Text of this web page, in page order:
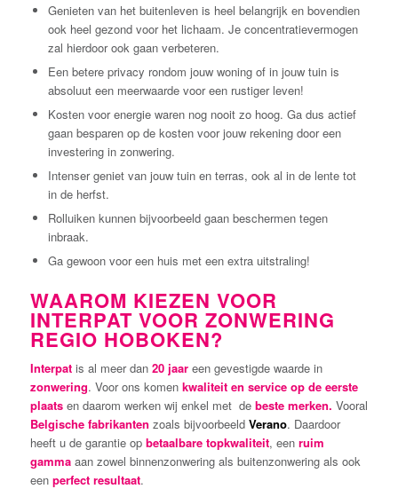
Genieten van het buitenleven is heel belangrijk en bovendien
ook heel gezond voor het lichaam. Je concentratievermogen
zal hierdoor ook gaan verbeteren.
Een betere privacy rondom jouw woning of in jouw tuin is
absoluut een meerwaarde voor een rustiger leven!
Kosten voor energie waren nog nooit zo hoog. Ga dus actief
gaan besparen op de kosten voor jouw rekening door een
investering in zonwering.
Intenser geniet van jouw tuin en terras, ook al in de lente tot
in de herfst.
Rolluiken kunnen bijvoorbeeld gaan beschermen tegen
inbraak.
Ga gewoon voor een huis met een extra uitstraling!
WAAROM KIEZEN VOOR
INTERPAT VOOR ZONWERING
REGIO HOBOKEN?
Interpatis al meer dan 20 jaareen gevestigde waarde in
zonwering. Voor ons komen kwaliteit en service op de eerste
plaats en daarom werken wij enkel met de beste merken. Vooral
Belgische fabrikanten zoals bijvoorbeeld Verano. Daardoor
heeft u de garantie op betaalbare topkwaliteit, een ruim
gammaaan zowel binnenzonwering als buitenzonwering als ook
een perfect resultaat.